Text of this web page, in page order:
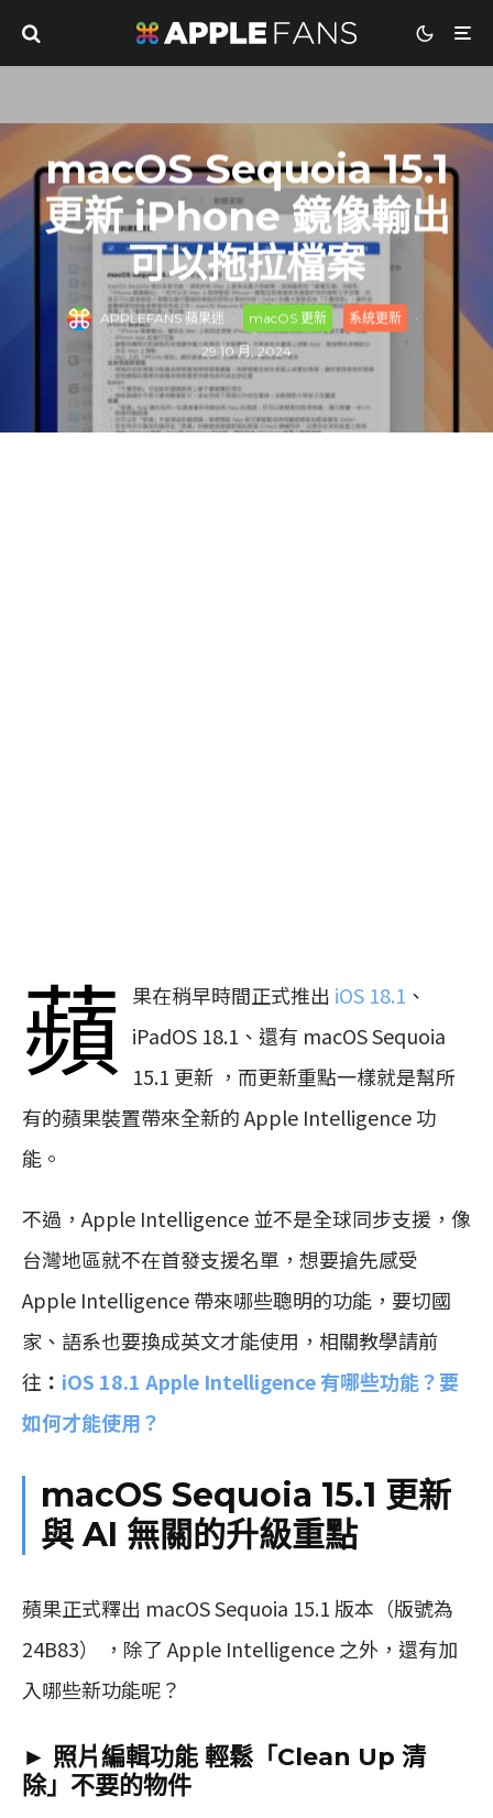
macOS Sequoia 15.1
更新 iPhone 鏡像輸出
可以拖拉檔案
APPLEFANS 蘋果迷 macOS 更新 系統更新
·
29 10 月, 2024
蘋 果在稍早時間正式推出 iOS 18.1 、
iPadOS 18.1、還有 macOS Sequoia
15.1 更新 ，而更新重點一樣就是幫所
有的蘋果裝置帶來全新的 Apple Intelligence 功
能。
不過，Apple Intelligence 並不是全球同步支援，像
台灣地區就不在首發支援名單，想要搶先感受
Apple Intelligence 帶來哪些聰明的功能，要切國
家、語系也要換成英文才能使用，相關教學請前
往 ： iOS 18.1 Apple Intelligence 有哪些功能？要
如何才能使用？
macOS Sequoia 15.1 更新
與 AI 無關的升級重點
蘋果正式釋出 macOS Sequoia 15.1 版本（版號為
24B83） ，除了 Apple Intelligence 之外，還有加
入哪些新功能呢？
► 照片編輯功能 輕鬆「Clean Up 清
除」不要的物件